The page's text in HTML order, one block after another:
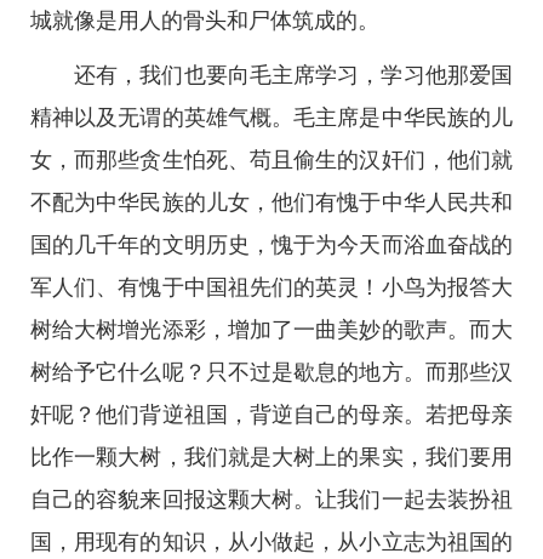
城就像是用人的骨头和尸体筑成的。
还有，我们也要向毛主席学习，学习他那爱国
精神以及无谓的英雄气概。毛主席是中华民族的儿
女，而那些贪生怕死、苟且偷生的汉奸们，他们就
不配为中华民族的儿女，他们有愧于中华人民共和
国的几千年的文明历史，愧于为今天而浴血奋战的
军人们、有愧于中国祖先们的英灵！小鸟为报答大
树给大树增光添彩，增加了一曲美妙的歌声。而大
树给予它什么呢？只不过是歇息的地方。而那些汉
奸呢？他们背逆祖国，背逆自己的母亲。若把母亲
比作一颗大树，我们就是大树上的果实，我们要用
自己的容貌来回报这颗大树。让我们一起去装扮祖
国，用现有的知识，从小做起，从小立志为祖国的